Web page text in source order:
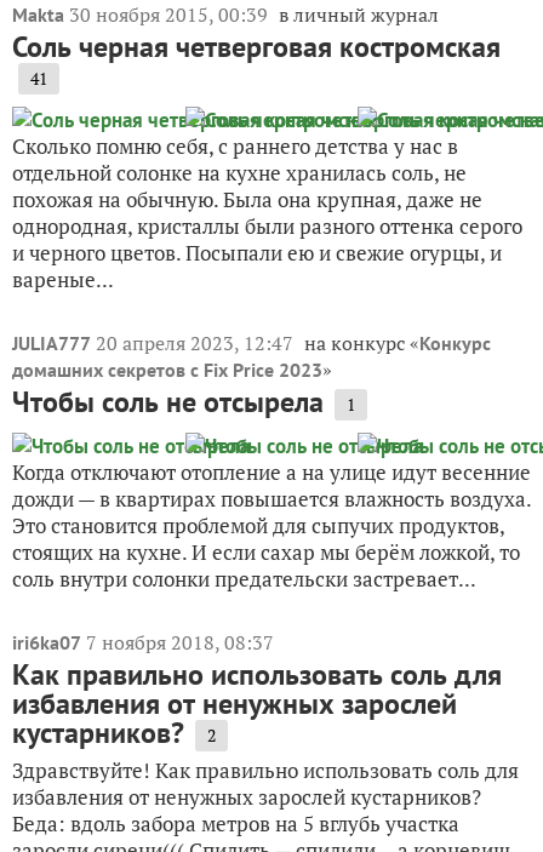
Makta 30 ноября 2015, 00:39 в личный журнал
Соль черная четверговая костромская
41
Сколько помню себя, с раннего детства у нас в
отдельной солонке на кухне хранилась соль, не
похожая на обычную. Была она крупная, даже не
однородная, кристаллы были разного оттенка серого
и черного цветов. Посыпали ею и свежие огурцы, и
вареные...
JULIA777 20 апреля 2023, 12:47 на конкурс «Конкурс
домашних секретов с Fix Price 2023»
Чтобы соль не отсырела 1
Когда отключают отопление а на улице идут весенние
дожди — в квартирах повышается влажность воздуха.
Это становится проблемой для сыпучих продуктов,
стоящих на кухне. И если сахар мы берём ложкой, то
соль внутри солонки предательски застревает...
iri6ka07 7 ноября 2018, 08:37
Как правильно использовать соль для
избавления от ненужных зарослей
кустарников? 2
Здравствуйте! Как правильно использовать соль для
избавления от ненужных зарослей кустарников?
Беда: вдоль забора метров на 5 вглубь участка